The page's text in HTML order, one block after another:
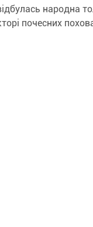
народна
почесних